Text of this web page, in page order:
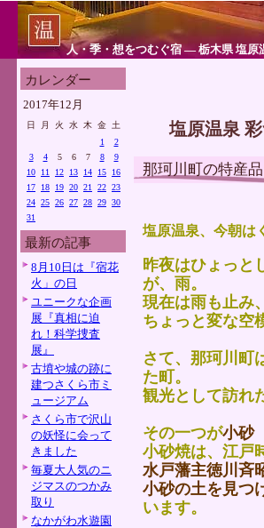
人・季・想をつむぐ宿 ― 栃木県 塩原
カレンダー
2017年12月
日 月 火 水 木 金
土
1
2
3
4 5 6 7 8
9
10
11 12 13 14 15
16
17
18 19 20 21 22 23
24 25 26 27 28 29 30
31
最新の記事
8月10日は『宿花
火」の日
ユニークな企画
展『真相に迫
れ！科学捜査
展』
古墳や城の跡に
建つさくら市ミ
ュージアム
さくら市で沢山
の妖怪に会って
きました
毎夏大人気のニ
ジマスのつかみ
取り
なかがわ水遊園
塩原温泉
那珂川町の特産
塩原温泉、今朝は
昨夜はひょっと
が、雨。
現在は雨も止み
ちょっと変な空
さて、那珂川町
た町。
観光として訪れ
その一つが小砂
小砂焼は、江戸
水戸藩主徳川斉
小砂の土を見つ
います。